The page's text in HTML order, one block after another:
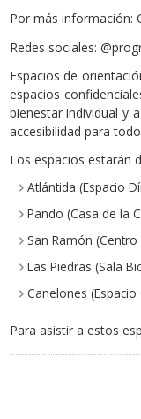
Por más información:
Redes sociales:
Espacios de
espacios
bienestar individual y
accesibilidad para
Los espacios estarán
Atlántida (Espacio
Pando (Casa de la
San Ramón
Las Piedras (Sala
Canelones
Para asistir a estos